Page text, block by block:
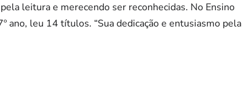
leitura e merecendo ser reconhecidas. No Ensino
ano, leu 14 títulos. “Sua dedicação e entusiasmo pela